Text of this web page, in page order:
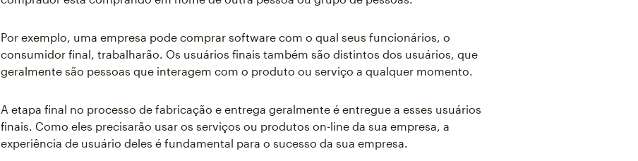
Por exemplo, uma empresa pode comprar software com o qual seus funcionários, o
consumidor final, trabalharão. Os usuários finais também são distintos dos usuários, que
geralmente são pessoas que interagem com o produto ou serviço a qualquer momento.
A etapa final no processo de fabricação e entrega geralmente é entregue a esses usuários
finais. Como eles precisarão usar os serviços ou produtos on-line da sua empresa, a
experiência de usuário deles é fundamental para o sucesso da sua empresa.